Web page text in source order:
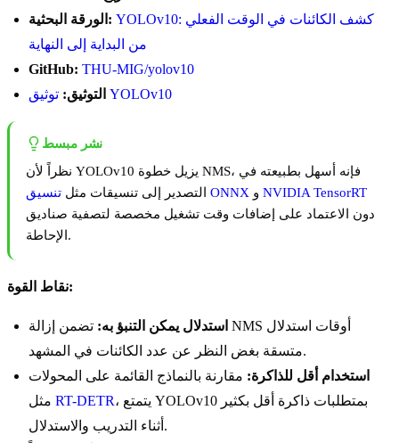
الورقة البحثية: YOLOv10: كشف الكائنات في الوقت الفعلي
من البداية إلى النهاية
GitHub: THU-MIG/yolov10
التوثيق: توثيق YOLOv10
نشر مبسط
نظراً لأن YOLOv10 يزيل خطوة NMS، فإنه أسهل بطبيعته في
التصدير إلى تنسيقات مثل تنسيق ONNX
NVIDIA TensorRT
دون الاعتماد على إضافات وقت تشغيل مخصصة لتصفية صناديق
الإحاطة.
نقاط القوة:
استدلال يمكن التنبؤ به: تضمن إزالة NMS أوقات استدلال
متسقة بغض النظر عن عدد الكائنات في المشهد.
استخدام أقل للذاكرة: مقارنة بالنماذج القائمة على المحولات
RT-DETR، يتمتع YOLOv10 بمتطلبات ذاكرة أقل بكثير
أثناء التدريب والاستدلال.